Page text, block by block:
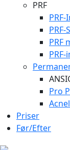
PRF
PRF-
PRF
Pro
Priser
Før/Efter